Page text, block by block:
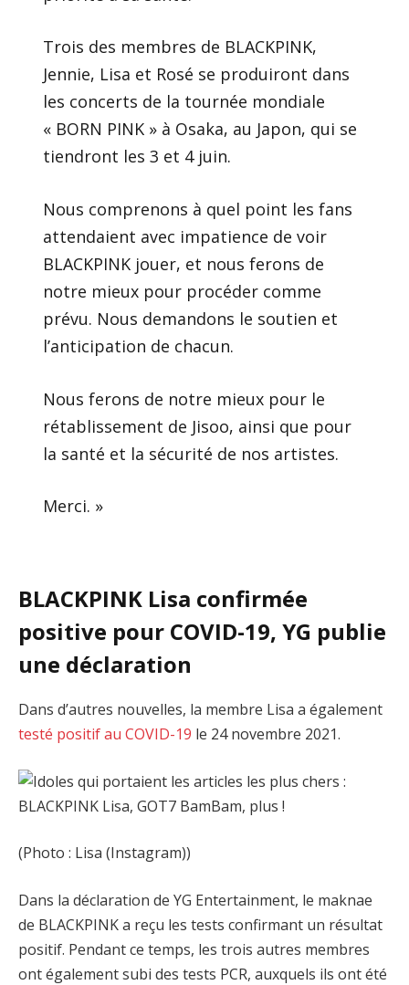
Trois des membres de BLACKPINK,
Jennie, Lisa et Rosé se produiront dans
les concerts de la tournée mondiale
« BORN PINK » à Osaka, au Japon, qui se
tiendront les 3 et 4 juin.
Nous comprenons à quel point les fans
attendaient avec impatience de voir
BLACKPINK jouer, et nous ferons de
notre mieux pour procéder comme
prévu. Nous demandons le soutien et
l’anticipation de chacun.
Nous ferons de notre mieux pour le
rétablissement de Jisoo, ainsi que pour
la santé et la sécurité de nos artistes.
Merci. »
BLACKPINK Lisa confirmée
positive pour COVID-19, YG publie
une déclaration
Dans d’autres nouvelles, la membre Lisa a également
testé positif au COVID-19 le 24 novembre 2021.
(Photo : Lisa (Instagram))
Dans la déclaration de YG Entertainment, le maknae
de BLACKPINK a reçu les tests confirmant un résultat
positif. Pendant ce temps, les trois autres membres
ont également subi des tests PCR, auxquels ils ont été